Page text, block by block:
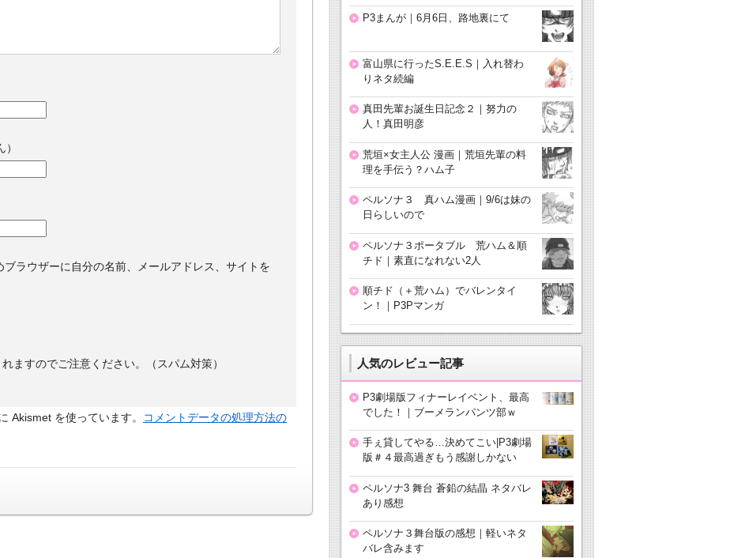
ラウザーに自分の名前、メールアドレス、サイトを
ますのでご注意ください。（スパム対策）
Akismet を使っています。
コメントデータの処理方法の
P3まんが｜6月6日、路地裏にて
富山県に行ったS.E.E.S｜入れ替わ
りネタ続編
真田先輩お誕生日記念２｜努力の
人！真田明彦
荒垣×女主人公 漫画｜荒垣先輩の料
理を手伝う？ハム子
ペルソナ３ 真ハム漫画｜9/6は妹の
日らしいので
ペルソナ３ポータブル 荒ハム＆順
チド｜素直になれない2人
順チド（＋荒ハム）でバレンタイ
ン！｜P3Pマンガ
人気のレビュー記事
P3劇場版フィナーレイベント、最高
でした！｜ブーメランパンツ部ｗ
手ぇ貸してやる…決めてこい|P3劇場
版＃４最高過ぎもう感謝しかない
ペルソナ3 舞台 蒼鉛の結晶 ネタバレ
あり感想
ペルソナ３舞台版の感想｜軽いネタ
バレ含みます